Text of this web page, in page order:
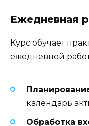
Ежедневная
Курс обучает
ежедневной
календарь
Обработка